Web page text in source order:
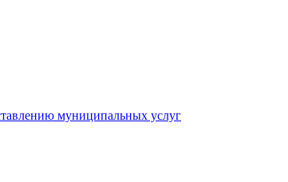
муниципальных услуг